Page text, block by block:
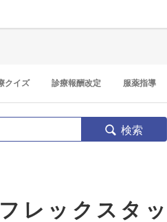
クイズ 診療報酬改定 服薬指導
検索
レックスタッ